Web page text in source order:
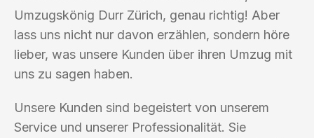
Umzugskönig Durr Zürich, genau richtig! Aber
lass uns nicht nur davon erzählen, sondern höre
lieber, was unsere Kunden über ihren Umzug mit
uns zu sagen haben.
Unsere Kunden sind begeistert von unserem
Service und unserer Professionalität. Sie